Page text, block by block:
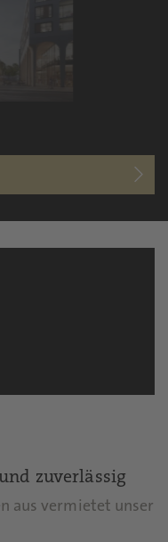
zuverlässig
aus vermietet unser